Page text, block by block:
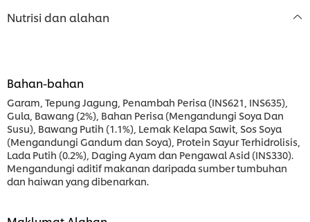
Nutrisi dan alahan
Bahan-bahan
Garam, Tepung Jagung, Penambah Perisa (INS621, INS635),
Gula, Bawang (2%), Bahan Perisa (Mengandungi Soya Dan
Susu), Bawang Putih (1.1%), Lemak Kelapa Sawit, Sos Soya
(Mengandungi Gandum dan Soya), Protein Sayur Terhidrolisis,
Lada Putih (0.2%), Daging Ayam dan Pengawal Asid (INS330).
Mengandungi aditif makanan daripada sumber tumbuhan
dan haiwan yang dibenarkan.